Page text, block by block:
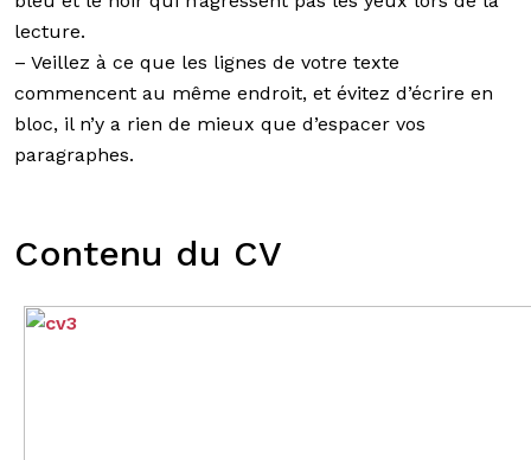
lecture.
– Veillez à ce que les lignes de votre texte
commencent au même endroit, et évitez d’écrire en
bloc, il n’y a rien de mieux que d’espacer vos
paragraphes.
Contenu du CV